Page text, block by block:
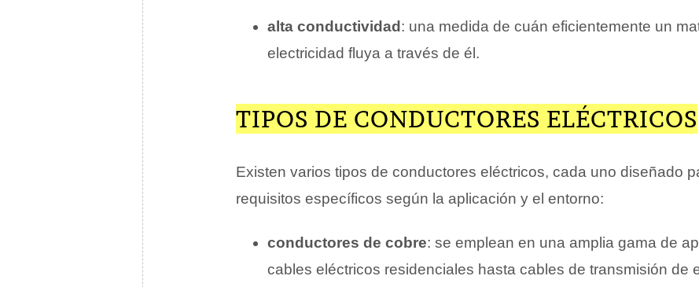
alta conductividad : una medida de cuán eficientemente un
electricidad fluya a través de él.
TIPOS DE CONDUCTORES ELÉCTRICOS
Existen varios tipos de conductores eléctricos, cada uno diseñado
requisitos específicos según la aplicación y el entorno:
conductores de cobre: se emplean en una amplia gama de
cables eléctricos residenciales hasta cables de transmisión de